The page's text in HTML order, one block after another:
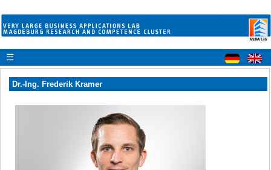
☰
Dr.-Ing. Frederik Kramer